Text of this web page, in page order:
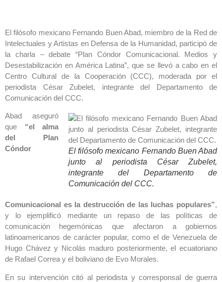
El filósofo mexicano Fernando Buen Abad, miembro de la Red de
Intelectuales y Artistas en Defensa de la Humanidad, participó de
la charla – debate “Plan Cóndor Comunicacional. Medios y
Desestabilización en América Latina”, que se llevó a cabo en el
Centro Cultural de la Cooperación (CCC), moderada por el
periodista César Zubelet, integrante del Departamento de
Comunicación del CCC.
El filósofo mexicano Fernando Buen Abad
junto al periodista César Zubelet,
integrante del Departamento de
Comunicación del CCC.
Abad aseguró
que “el alma
del Plan
Cóndor
Comunicacional es la destrucción de las luchas populares”,
y lo ejemplificó mediante un repaso de las políticas de
comunicación hegemónicas que afectaron a gobiernos
latinoamericanos de carácter popular, como el de Venezuela de
Hugo Chávez y Nicolás maduro posteriormente, el ecuatoriano
de Rafael Correa y el boliviano de Evo Morales.
En su intervención citó al periodista y corresponsal de guerra